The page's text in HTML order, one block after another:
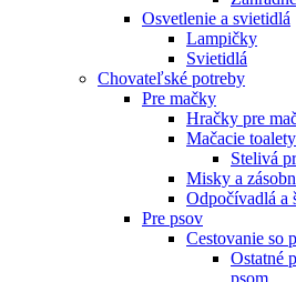
Osvetlenie a svietidlá
Lampičky
Svietidlá
Chovateľské potreby
Pre mačky
Hračky pre
Mačacie
Stelivá
Misky a
Odpočívadlá a
Pre psov
Cestovanie so
Ostatné
psom